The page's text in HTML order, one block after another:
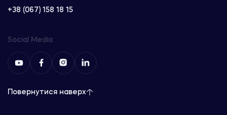
+38 (067) 158 18 15
Social Media
Повернутися наверх